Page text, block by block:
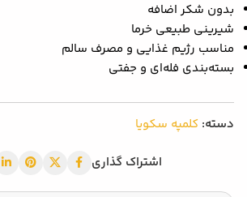
بدون شکر اضافه
شیرینی طبیعی خرما
مناسب رژیم غذایی و مصرف سالم
بسته‌بندی فله‌ای و جفتی
دسته: کلمپه سکویا
اشتراک گذاری